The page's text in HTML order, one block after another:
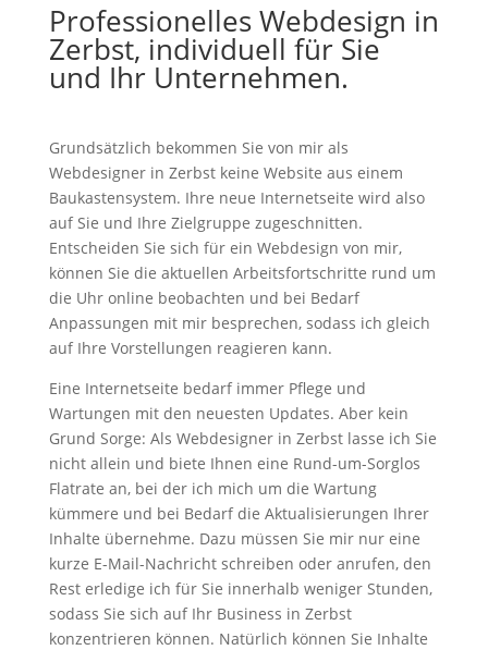
Professionelles Webdesign in
Zerbst, individuell für Sie
und Ihr Unternehmen.
Grundsätzlich bekommen Sie von mir als
Webdesigner in Zerbst keine Website aus einem
Baukastensystem. Ihre neue Internetseite wird also
auf Sie und Ihre Zielgruppe zugeschnitten.
Entscheiden Sie sich für ein Webdesign von mir,
können Sie die aktuellen Arbeitsfortschritte rund um
die Uhr online beobachten und bei Bedarf
Anpassungen mit mir besprechen, sodass ich gleich
auf Ihre Vorstellungen reagieren kann.
Eine Internetseite bedarf immer Pflege und
Wartungen mit den neuesten Updates. Aber kein
Grund Sorge: Als Webdesigner in Zerbst lasse ich Sie
nicht allein und biete Ihnen eine Rund-um-Sorglos
Flatrate an, bei der ich mich um die Wartung
kümmere und bei Bedarf die Aktualisierungen Ihrer
Inhalte übernehme. Dazu müssen Sie mir nur eine
kurze E-Mail-Nachricht schreiben oder anrufen, den
Rest erledige ich für Sie innerhalb weniger Stunden,
sodass Sie sich auf Ihr Business in Zerbst
konzentrieren können. Natürlich können Sie Inhalte